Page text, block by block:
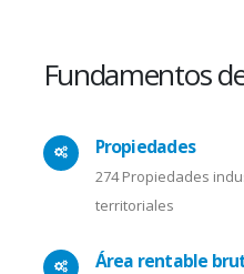
Fundamentos
Propiedades
274 Propiedades
territoriales
Área rentable